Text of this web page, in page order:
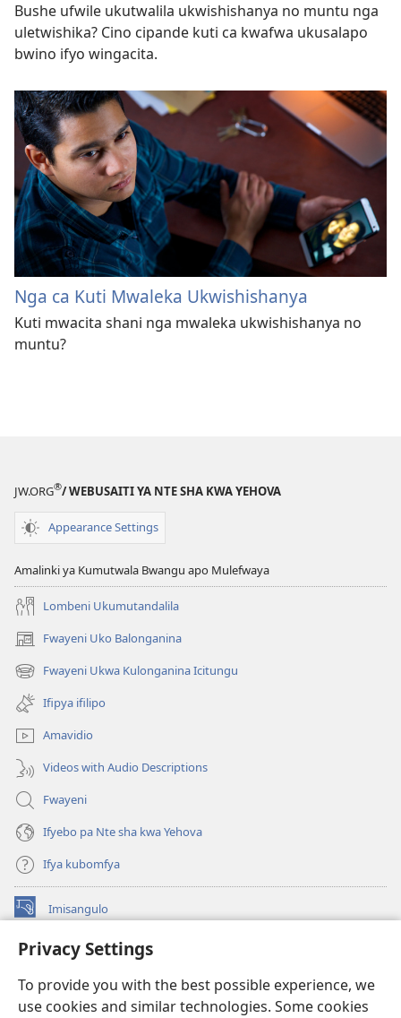
Privacy Settings
To provide you with the best possible experience, we
use cookies and similar technologies. Some cookies
Bushe ufwile ukutwalila ukwishishanya no muntu nga
uletwishika? Cino cipande kuti ca kwafwa ukusalapo
bwino ifyo wingacita.
Nga ca Kuti Mwaleka Ukwishishanya
Kuti mwacita shani nga mwaleka ukwishishanya no
muntu?
JW.ORG®/ WEBUSAITI YA NTE SHA KWA YEHOVA
Appearance Settings
Amalinki ya Kumutwala Bwangu apo Mulefwaya
Lombeni Ukumutandalila
Fwayeni Uko Balonganina
(yalaisula
na
imbi)
Fwayeni Ukwa Kulonganina Icitungu
(yalaisula
na
imbi)
Ifipya ifilipo
Amavidio
Videos with Audio Descriptions
Fwayeni
Ifyebo pa Nte sha kwa Yehova
Ifya kubomfya
Imisangulo
(yalaisula
imbi)
Watchtower LAIBRARE YA PA INTANETI™
na
imbi)
JW Hub ®
(yalaisula